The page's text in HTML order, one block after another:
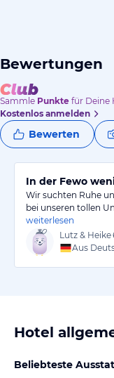
Bewertungen
Sammle Punkte für Deine
Kostenlos anmelden
Bewerten
In der Fewo
Wir suchten Ruhe
bei unseren tollen
weiterlesen
Lutz & Heike
Aus
Hotel
Beliebteste